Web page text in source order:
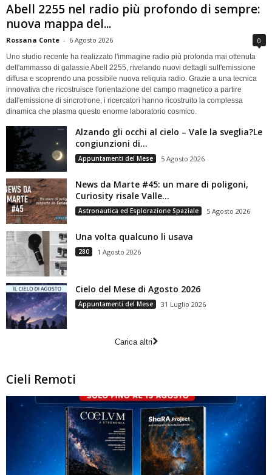
Abell 2255 nel radio più profondo di sempre:
nuova mappa del...
Rossana Conte - 6 Agosto 2026 0
Uno studio recente ha realizzato l'immagine radio più profonda mai ottenuta
dell'ammasso di galassie Abell 2255, rivelando nuovi dettagli sull'emissione
diffusa e scoprendo una possibile nuova reliquia radio. Grazie a una tecnica
innovativa che ricostruisce l'orientazione del campo magnetico a partire
dall'emissione di sincrotrone, i ricercatori hanno ricostruito la complessa
dinamica che plasma questo enorme laboratorio cosmico.
Alzando gli occhi al cielo – Vale la sveglia?Le
congiunzioni di...
Appuntamenti del Mese 5 Agosto 2026
News da Marte #45: un mare di poligoni,
Curiosity risale Valle...
Astronautica ed Esplorazione Spaziale 5 Agosto 2026
Una volta qualcuno li usava
280 1 Agosto 2026
Cielo del Mese di Agosto 2026
Appuntamenti del Mese 31 Luglio 2026
Carica altri
Cieli Remoti